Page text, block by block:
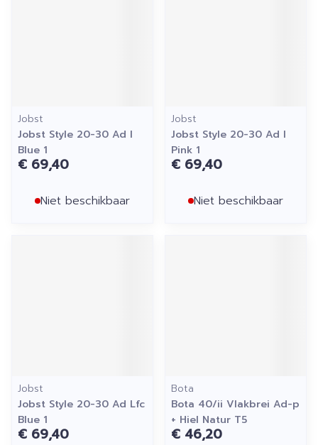
Jobst
Jobst Style 20-30 Ad l
Blue 1
€ 69,40
Niet beschikbaar
Jobst
Jobst Style 20-30 Ad l
Pink 1
€ 69,40
Niet beschikbaar
Jobst
Jobst Style 20-30 Ad Lfc
Blue 1
€ 69,40
Bota
Bota 40/ii Vlakbrei Ad-p
+ Hiel Natur T5
€ 46,20